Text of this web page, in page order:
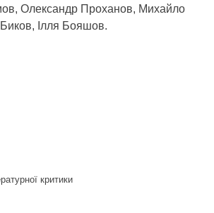
Олександр Проханов, Михайло
Ілля Бояшов.
критики